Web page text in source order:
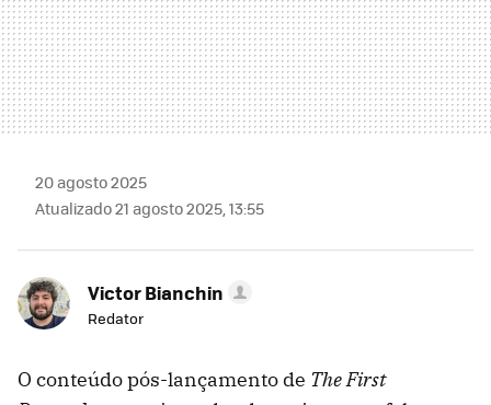
20 agosto 2025
Atualizado 21 agosto 2025, 13:55
Victor Bianchin
Redator
O conteúdo pós-lançamento de The First